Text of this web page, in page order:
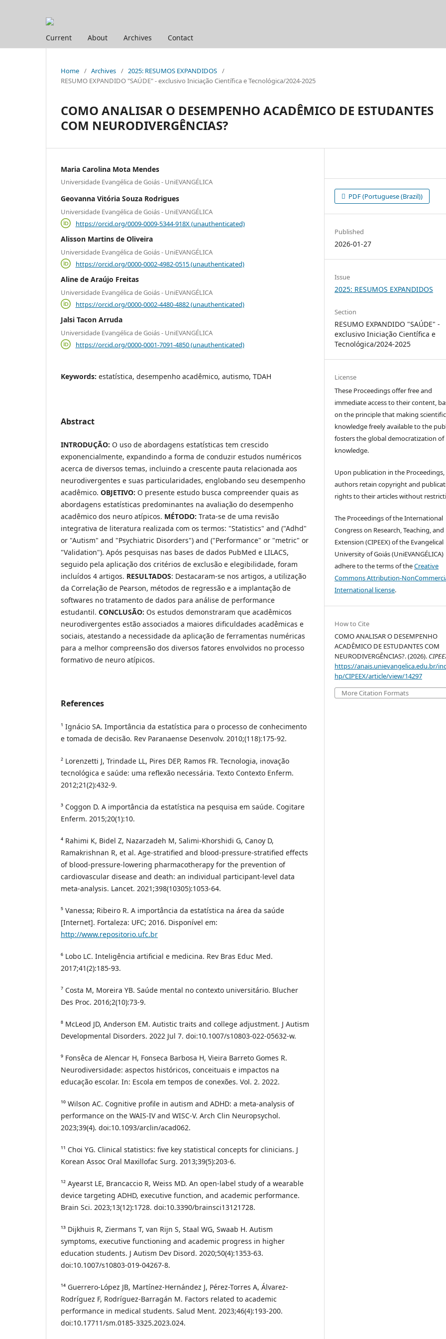
Current About Archives Contact
Home / Archives / 2025: RESUMOS EXPANDIDOS /
RESUMO EXPANDIDO "SAÚDE" - exclusivo Iniciação Científica e Tecnológica/2024-2025
COMO ANALISAR O DESEMPENHO ACADÊMICO DE ESTUDANTES
COM NEURODIVERGÊNCIAS?
Maria Carolina Mota Mendes
Universidade Evangélica de Goiás - UniEVANGÉLICA
Geovanna Vitória Souza Rodrigues
Universidade Evangélica de Goiás - UniEVANGÉLICA
https://orcid.org/0009-0009-5344-918X (unauthenticated)
Alisson Martins de Oliveira
Universidade Evangélica de Goiás - UniEVANGÉLICA
https://orcid.org/0000-0002-4982-0515 (unauthenticated)
Aline de Araújo Freitas
Universidade Evangélica de Goiás - UniEVANGÉLICA
https://orcid.org/0000-0002-4480-4882 (unauthenticated)
Jalsi Tacon Arruda
Universidade Evangélica de Goiás - UniEVANGÉLICA
https://orcid.org/0000-0001-7091-4850 (unauthenticated)
Keywords: estatística, desempenho acadêmico, autismo, TDAH
Abstract
INTRODUÇÃO: O uso de abordagens estatísticas tem crescido
exponencialmente, expandindo a forma de conduzir estudos numéricos
acerca de diversos temas, incluindo a crescente pauta relacionada aos
neurodivergentes e suas particularidades, englobando seu desempenho
acadêmico. OBJETIVO: O presente estudo busca compreender quais as
abordagens estatísticas predominantes na avaliação do desempenho
acadêmico dos neuro atípicos. MÉTODO: Trata-se de uma revisão
integrativa de literatura realizada com os termos: "Statistics" and ("Adhd"
or "Autism" and "Psychiatric Disorders") and ("Performance" or "metric" or
"Validation"). Após pesquisas nas bases de dados PubMed e LILACS,
seguido pela aplicação dos critérios de exclusão e elegibilidade, foram
incluídos 4 artigos. RESULTADOS: Destacaram-se nos artigos, a utilização
da Correlação de Pearson, métodos de regressão e a implantação de
softwares no tratamento de dados para análise de performance
estudantil. CONCLUSÃO: Os estudos demonstraram que acadêmicos
neurodivergentes estão associados a maiores dificuldades acadêmicas e
sociais, atestando a necessidade da aplicação de ferramentas numéricas
para a melhor compreensão dos diversos fatores envolvidos no processo
formativo de neuro atípicos.
References
¹ Ignácio SA. Importância da estatística para o processo de conhecimento
e tomada de decisão. Rev Paranaense Desenvolv. 2010;(118):175-92.
² Lorenzetti J, Trindade LL, Pires DEP, Ramos FR. Tecnologia, inovação
tecnológica e saúde: uma reflexão necessária. Texto Contexto Enferm.
2012;21(2):432-9.
³ Coggon D. A importância da estatística na pesquisa em saúde. Cogitare
Enferm. 2015;20(1):10.
⁴ Rahimi K, Bidel Z, Nazarzadeh M, Salimi-Khorshidi G, Canoy D,
Ramakrishnan R, et al. Age-stratified and blood-pressure-stratified effects
of blood-pressure-lowering pharmacotherapy for the prevention of
cardiovascular disease and death: an individual participant-level data
meta-analysis. Lancet. 2021;398(10305):1053-64.
⁵ Vanessa; Ribeiro R. A importância da estatística na área da saúde
[Internet]. Fortaleza: UFC; 2016. Disponível em:
http://www.repositorio.ufc.br
⁶ Lobo LC. Inteligência artificial e medicina. Rev Bras Educ Med.
2017;41(2):185-93.
⁷ Costa M, Moreira YB. Saúde mental no contexto universitário. Blucher
Des Proc. 2016;2(10):73-9.
⁸ McLeod JD, Anderson EM. Autistic traits and college adjustment. J Autism
Developmental Disorders. 2022 Jul 7. doi:10.1007/s10803-022-05632-w.
⁹ Fonsêca de Alencar H, Fonseca Barbosa H, Vieira Barreto Gomes R.
Neurodiversidade: aspectos históricos, conceituais e impactos na
educação escolar. In: Escola em tempos de conexões. Vol. 2. 2022.
¹⁰ Wilson AC. Cognitive profile in autism and ADHD: a meta-analysis of
performance on the WAIS-IV and WISC-V. Arch Clin Neuropsychol.
2023;39(4). doi:10.1093/arclin/acad062.
¹¹ Choi YG. Clinical statistics: five key statistical concepts for clinicians. J
Korean Assoc Oral Maxillofac Surg. 2013;39(5):203-6.
¹² Ayearst LE, Brancaccio R, Weiss MD. An open-label study of a wearable
device targeting ADHD, executive function, and academic performance.
Brain Sci. 2023;13(12):1728. doi:10.3390/brainsci13121728.
¹³ Dijkhuis R, Ziermans T, van Rijn S, Staal WG, Swaab H. Autism
symptoms, executive functioning and academic progress in higher
education students. J Autism Dev Disord. 2020;50(4):1353-63.
doi:10.1007/s10803-019-04267-8.
¹⁴ Guerrero-López JB, Martínez-Hernández J, Pérez-Torres A, Álvarez-
Rodríguez F, Rodríguez-Barragán M. Factors related to academic
performance in medical students. Salud Ment. 2023;46(4):193-200.
doi:10.17711/sm.0185-3325.2023.024.
PDF (Portuguese (Brazil))
Published
2026-01-27
Issue
2025: RESUMOS EXPANDIDOS
Section
RESUMO EXPANDIDO "SAÚDE" -
exclusivo Iniciação Científica e
Tecnológica/2024-2025
License
These Proceedings offer free and
immediate access to their content,
on the principle that making scientific
knowledge freely available to the
fosters the global democratization of
knowledge.
Upon publication in the Proceedings,
authors retain copyright and
rights to their articles without
The Proceedings of the International
Congress on Research, Teaching, and
Extension (CIPEEX) of the Evangelical
University of Goiás (UniEVANGÉLICA)
adhere to the terms of theCreative
Commons Attribution-
International license.
How to Cite
COMO ANALISAR O DESEMPENHO
ACADÊMICO DE ESTUDANTES COM
NEURODIVERGÊNCIAS?. (2026).
https://anais.unievangelica.edu.br/
hp/CIPEEX/article/view/14297
More Citation Formats